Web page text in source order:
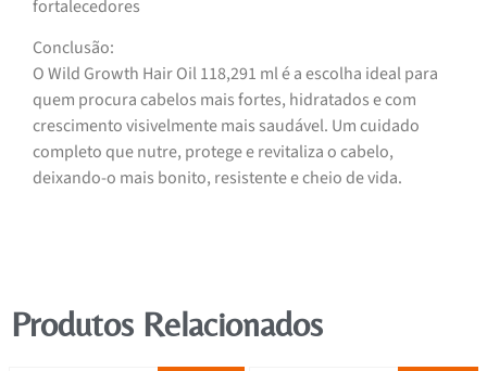
fortalecedores
Conclusão:
O Wild Growth Hair Oil 118,291 ml é a escolha ideal para
quem procura cabelos mais fortes, hidratados e com
crescimento visivelmente mais saudável. Um cuidado
completo que nutre, protege e revitaliza o cabelo,
deixando-o mais bonito, resistente e cheio de vida.
Produtos Relacionados